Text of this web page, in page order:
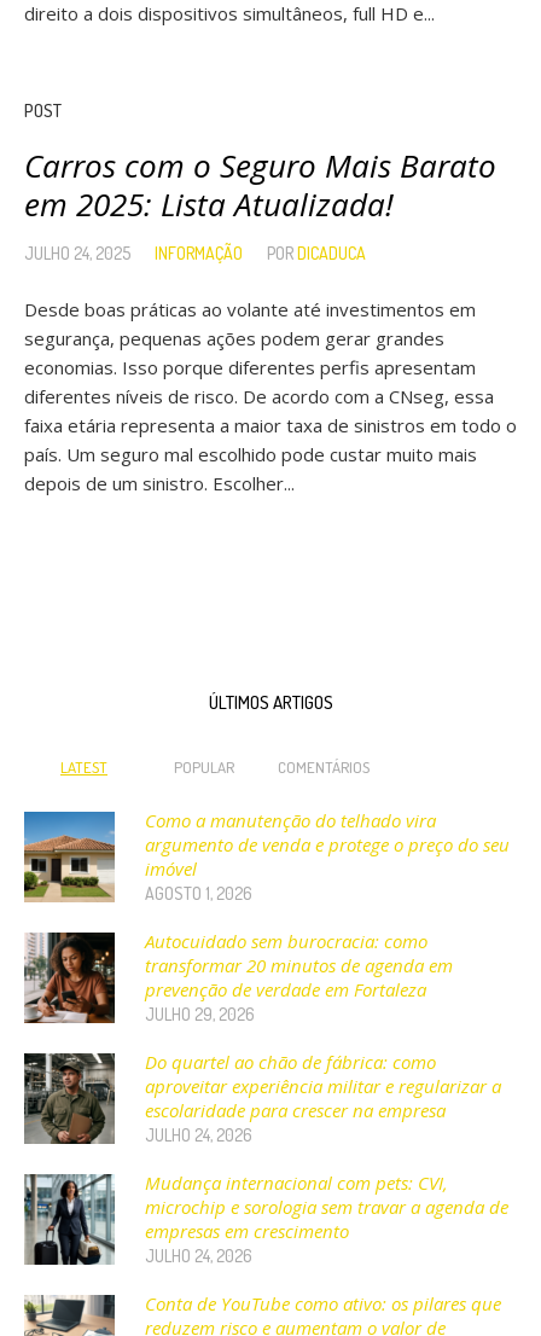
direito a dois dispositivos simultâneos, full HD e...
POST
Carros com o Seguro Mais Barato
em 2025: Lista Atualizada!
JULHO 24, 2025 INFORMAÇÃO PORDICADUCA
Desde boas práticas ao volante até investimentos em
segurança, pequenas ações podem gerar grandes
economias. Isso porque diferentes perfis apresentam
diferentes níveis de risco. De acordo com a CNseg, essa
faixa etária representa a maior taxa de sinistros em todo o
país. Um seguro mal escolhido pode custar muito mais
depois de um sinistro. Escolher...
ÚLTIMOS ARTIGOS
LATEST POPULAR COMENTÁRIOS
Como a manutenção do telhado vira
argumento de venda e protege o preço do seu
imóvel
AGOSTO 1, 2026
Autocuidado sem burocracia: como
transformar 20 minutos de agenda em
prevenção de verdade em Fortaleza
JULHO 29, 2026
Do quartel ao chão de fábrica: como
aproveitar experiência militar e regularizar a
escolaridade para crescer na empresa
JULHO 24, 2026
Mudança internacional com pets: CVI,
microchip e sorologia sem travar a agenda de
empresas em crescimento
JULHO 24, 2026
Conta de YouTube como ativo: os pilares que
reduzem risco e aumentam o valor de